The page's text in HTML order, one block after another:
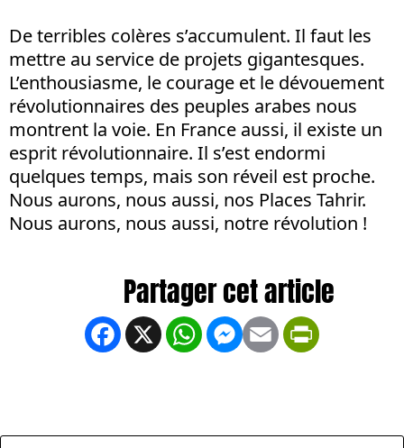
De terribles colères s’accumulent. Il faut les
mettre au service de projets gigantesques.
L’enthousiasme, le courage et le dévouement
révolutionnaires des peuples arabes nous
montrent la voie. En France aussi, il existe un
esprit révolutionnaire. Il s’est endormi
quelques temps, mais son réveil est proche.
Nous aurons, nous aussi, nos Places Tahrir.
Nous aurons, nous aussi, notre révolution !
Facebook
X WhatsApp
Messenger
Email